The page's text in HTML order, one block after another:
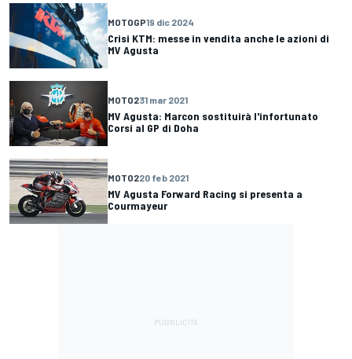
MOTOGP19 dic 2024
Crisi KTM: messe in vendita anche le azioni di
MV Agusta
MOTO231 mar 2021
MV Agusta: Marcon sostituirà l'infortunato
Corsi al GP di Doha
MOTO220 feb 2021
MV Agusta Forward Racing si presenta a
Courmayeur